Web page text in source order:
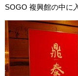
SOGO 複興館の中に